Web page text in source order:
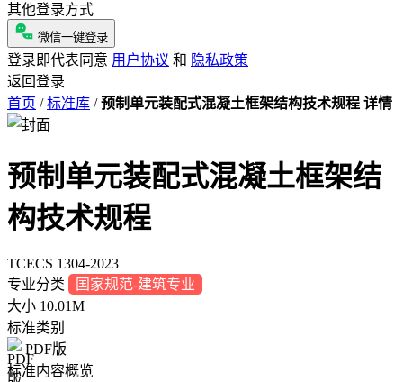
其他登录方式
微信一键登录
登录即代表同意 用户协议 和 隐私政策
返回登录
首页 / 标准库 / 预制单元装配式混凝土框架结构技术规程 详情
预制单元装配式混凝土框架结
构技术规程
TCECS 1304-2023
专业分类
国家规范-建筑专业
大小 10.01M
标准类别
PDF版
标准内容概览